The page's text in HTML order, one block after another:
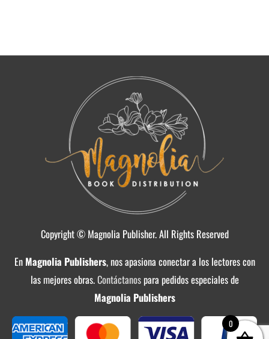
Copyright © Magnolia Publisher. All Rights Reserved
En Magnolia Publishers, nos apasiona conectar a los lectores con
las mejores obras.Contáctanospara pedidos especiales de
Magnolia Publishers
0